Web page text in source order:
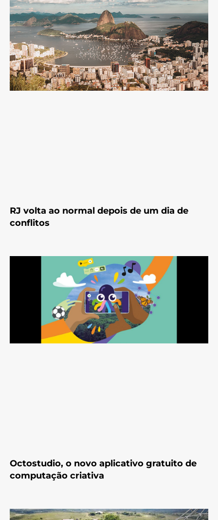
RJ volta ao normal depois de um dia de
conflitos
Octostudio, o novo aplicativo gratuito de
computação criativa